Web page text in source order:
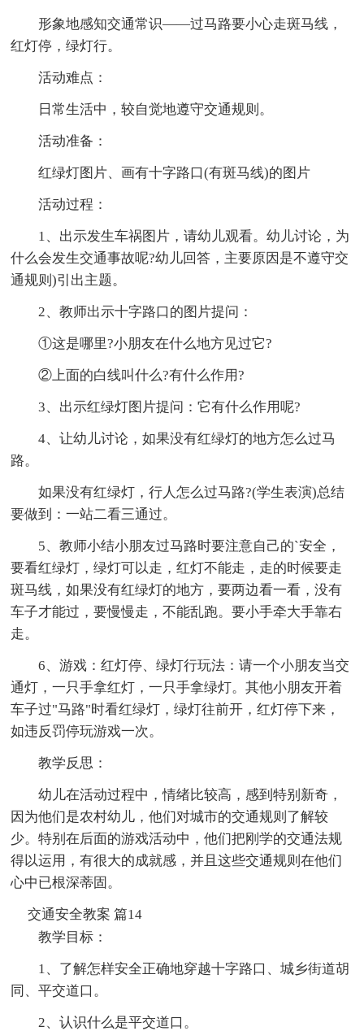
形象地感知交通常识——过马路要小心走斑马线，
红灯停，绿灯行。
活动难点：
日常生活中，较自觉地遵守交通规则。
活动准备：
红绿灯图片、画有十字路口(有斑马线)的图片
活动过程：
1、出示发生车祸图片，请幼儿观看。幼儿讨论，为
什么会发生交通事故呢?幼儿回答，主要原因是不遵守交
通规则)引出主题。
2、教师出示十字路口的图片提问：
①这是哪里?小朋友在什么地方见过它?
②上面的白线叫什么?有什么作用?
3、出示红绿灯图片提问：它有什么作用呢?
4、让幼儿讨论，如果没有红绿灯的地方怎么过马
路。
如果没有红绿灯，行人怎么过马路?(学生表演)总结
要做到：一站二看三通过。
5、教师小结小朋友过马路时要注意自己的`安全，
要看红绿灯，绿灯可以走，红灯不能走，走的时候要走
斑马线，如果没有红绿灯的地方，要两边看一看，没有
车子才能过，要慢慢走，不能乱跑。要小手牵大手靠右
走。
6、游戏：红灯停、绿灯行玩法：请一个小朋友当交
通灯，一只手拿红灯，一只手拿绿灯。其他小朋友开着
车子过"马路"时看红绿灯，绿灯往前开，红灯停下来，
如违反罚停玩游戏一次。
教学反思：
幼儿在活动过程中，情绪比较高，感到特别新奇，
因为他们是农村幼儿，他们对城市的交通规则了解较
少。特别在后面的游戏活动中，他们把刚学的交通法规
得以运用，有很大的成就感，并且这些交通规则在他们
心中已根深蒂固。
交通安全教案 篇14
教学目标：
1、了解怎样安全正确地穿越十字路口、城乡街道胡
同、平交道口。
2、认识什么是平交道口。